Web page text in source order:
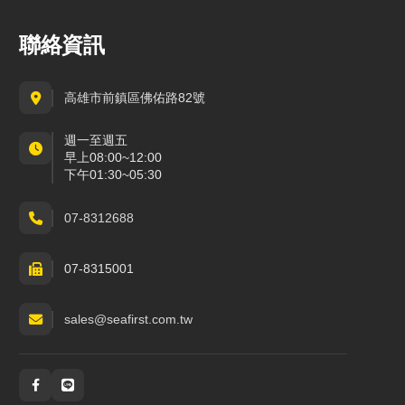
聯絡資訊
高雄市前鎮區佛佑路82號
週一至週五
早上08:00~12:00
下午01:30~05:30
07-8312688
07-8315001
sales@seafirst.com.tw
社群與通訊